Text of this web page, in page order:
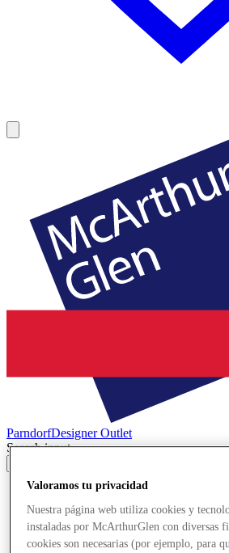
ParndorfDesigner Outlet
Search input
Valoramos tu privacidad
Nuestra página web utiliza cookies y
instaladas por McArthurGlen con diversas
cookies son necesarias (por ejemplo, para